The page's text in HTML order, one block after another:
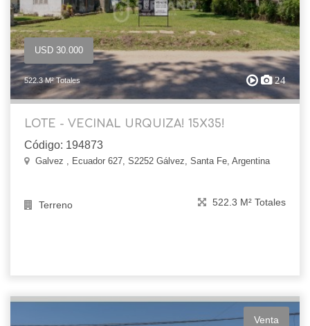
USD 30.000
522.3 M² Totales 24
LOTE - VECINAL URQUIZA! 15X35!
Código: 194873
Galvez , Ecuador 627, S2252 Gálvez, Santa Fe, Argentina
Terreno 522.3 M² Totales
Venta